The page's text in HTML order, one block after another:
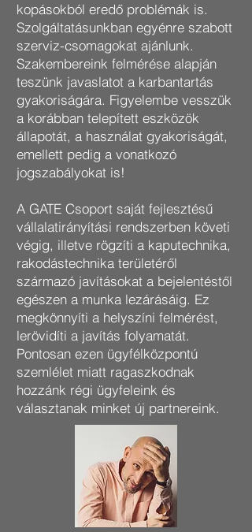
kopásokból eredő problémák is.
Szolgáltatásunkban egyénre szabott
szerviz-csomagokat ajánlunk.
Szakembereink felmérése alapján
teszünk javaslatot a karbantartás
gyakoriságára. Figyelembe vesszük
a korábban telepített eszközök
állapotát, a használat gyakoriságát,
emellett pedig a vonatkozó
jogszabályokat is!
​A GATE Csoport saját fejlesztésű
vállalatirányítási rendszerben követi
végig, illetve rögzíti a kaputechnika,
rakodástechnika területéről
származó javításokat a bejelentéstől
egészen a munka lezárásáig. Ez
megkönnyíti a helyszíni felmérést,
lerövidíti a javítás folyamatát.
Pontosan ezen ügyfélközpontú
szemlélet miatt ragaszkodnak
hozzánk régi ügyfeleink és
választanak minket új partnereink.